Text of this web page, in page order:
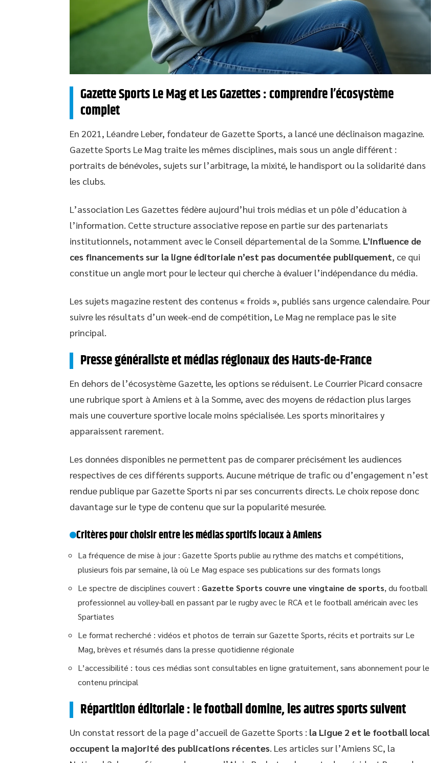
Gazette Sports Le Mag et Les Gazettes : comprendre l’écosystème
complet
En 2021, Léandre Leber, fondateur de Gazette Sports, a lancé une déclinaison magazine.
Gazette Sports Le Mag traite les mêmes disciplines, mais sous un angle différent :
portraits de bénévoles, sujets sur l’arbitrage, la mixité, le handisport ou la solidarité dans
les clubs.
L’association Les Gazettes fédère aujourd’hui trois médias et un pôle d’éducation à
l’information. Cette structure associative repose en partie sur des partenariats
institutionnels, notamment avec le Conseil départemental de la Somme. L’influence de
ces financements sur la ligne éditoriale n’est pas documentée publiquement, ce qui
constitue un angle mort pour le lecteur qui cherche à évaluer l’indépendance du média.
Les sujets magazine restent des contenus « froids », publiés sans urgence calendaire. Pour
suivre les résultats d’un week-end de compétition, Le Mag ne remplace pas le site
principal.
Presse généraliste et médias régionaux des Hauts-de-France
En dehors de l’écosystème Gazette, les options se réduisent. Le Courrier Picard consacre
une rubrique sport à Amiens et à la Somme, avec des moyens de rédaction plus larges
mais une couverture sportive locale moins spécialisée. Les sports minoritaires y
apparaissent rarement.
Les données disponibles ne permettent pas de comparer précisément les audiences
respectives de ces différents supports. Aucune métrique de trafic ou d’engagement n’est
rendue publique par Gazette Sports ni par ses concurrents directs. Le choix repose donc
davantage sur le type de contenu que sur la popularité mesurée.
Critères pour choisir entre les médias sportifs locaux à Amiens
La fréquence de mise à jour : Gazette Sports publie au rythme des matchs et compétitions,
plusieurs fois par semaine, là où Le Mag espace ses publications sur des formats longs
Le spectre de disciplines couvert : Gazette Sports couvre une vingtaine de sports, du football
professionnel au volley-ball en passant par le rugby avec le RCA et le football américain avec les
Spartiates
Le format recherché : vidéos et photos de terrain sur Gazette Sports, récits et portraits sur Le
Mag, brèves et résumés dans la presse quotidienne régionale
L’accessibilité : tous ces médias sont consultables en ligne gratuitement, sans abonnement pour le
contenu principal
Répartition éditoriale : le football domine, les autres sports suivent
Un constat ressort de la page d’accueil de Gazette Sports : la Ligue 2 et le football local
occupent la majorité des publications récentes. Les articles sur l’Amiens SC, la